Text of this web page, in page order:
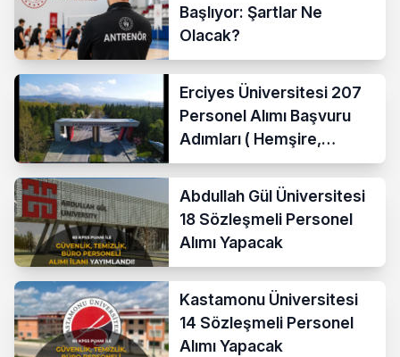
Başlıyor: Şartlar Ne
Olacak?
Erciyes Üniversitesi 207
Personel Alımı Başvuru
Adımları ( Hemşire,
Temizlik Personeli )
Abdullah Gül Üniversitesi
18 Sözleşmeli Personel
Alımı Yapacak
Kastamonu Üniversitesi
14 Sözleşmeli Personel
Alımı Yapacak